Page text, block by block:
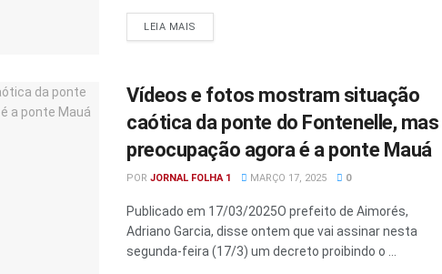
LEIA MAIS
Vídeos e fotos mostram situação
caótica da ponte do Fontenelle, mas
preocupação agora é a ponte Mauá
POR JORNAL FOLHA 1 MARÇO 17, 2025 0
Publicado em 17/03/2025O prefeito de Aimorés,
Adriano Garcia, disse ontem que vai assinar nesta
segunda-feira (17/3) um decreto proibindo o ...